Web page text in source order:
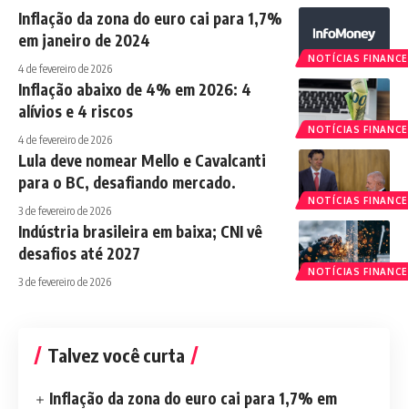
NOTÍCIAS
Inflação da zona do euro cai para 1,7%
em janeiro de 2024
4 de fevereiro de 2026
NOTÍCIAS
Inflação abaixo de 4% em 2026: 4
alívios e 4 riscos
4 de fevereiro de 2026
NOTÍCIAS
Lula deve nomear Mello e Cavalcanti
para o BC, desafiando mercado.
3 de fevereiro de 2026
NOTÍCIAS
Indústria brasileira em baixa; CNI vê
desafios até 2027
3 de fevereiro de 2026
Talvez você curta
Inflação da zona do euro cai para 1,7% em